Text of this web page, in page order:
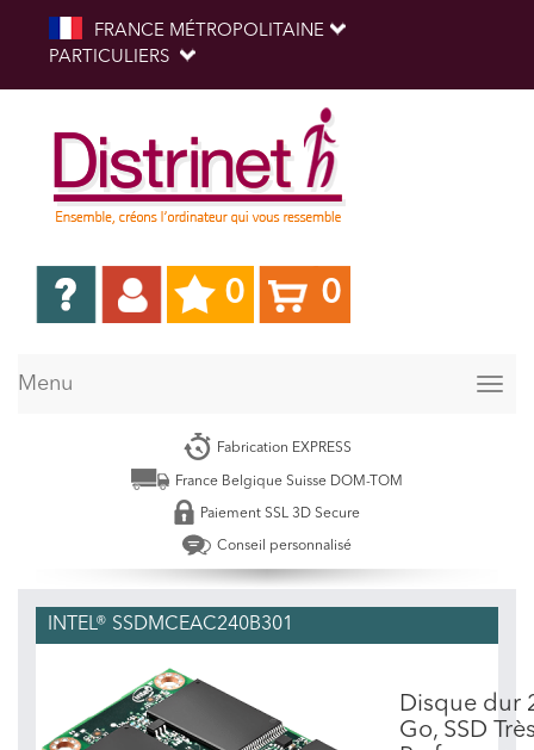
FRANCE MÉTROPOLITAINE
PARTICULIERS
0 0
Menu
Fabrication EXPRESS
France Belgique Suisse DOM-TOM
Paiement SSL 3D Secure
Conseil personnalisé
INTEL® SSDMCEAC240B301
Disque dur
Go, SSD